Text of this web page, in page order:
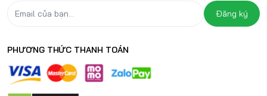
Đăng ký
PHƯƠNG THỨC THANH TOÁN